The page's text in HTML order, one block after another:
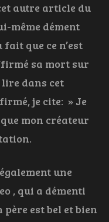
autre article du
même dément
que ce n’est
sa mort sur
lire dans cet
je cite: » Je
mon créateur
une
, qui a démenti
est bel et bien